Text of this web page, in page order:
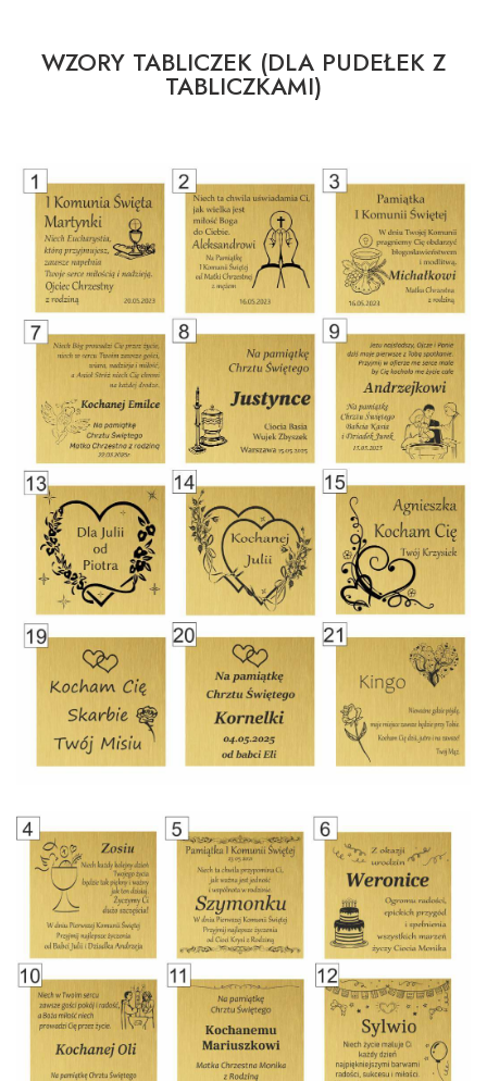
WZORY TABLICZEK (DLA PUDEŁEK Z
TABLICZKAMI)